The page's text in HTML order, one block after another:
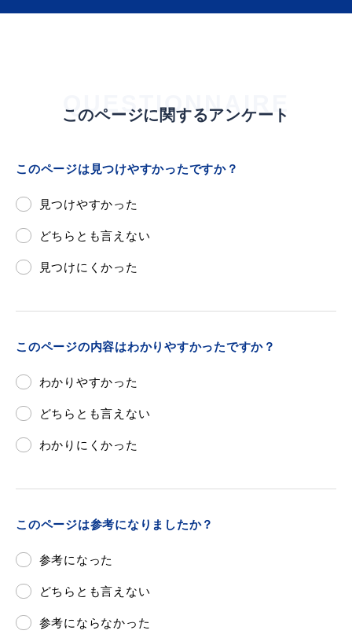
QUESTIONNAIRE
このページに関するアンケート
このページは見つけやすかったですか？
見つけやすかった
どちらとも言えない
見つけにくかった
このページの内容はわかりやすかったですか？
わかりやすかった
どちらとも言えない
わかりにくかった
このページは参考になりましたか？
参考になった
どちらとも言えない
参考にならなかった